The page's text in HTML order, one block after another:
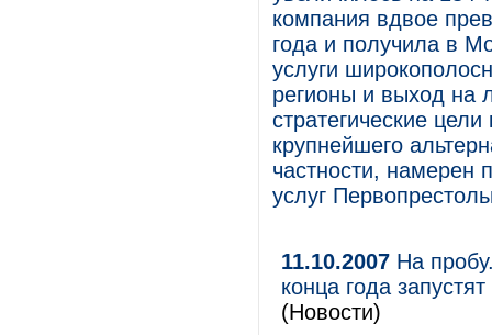
компания вдвое
года и получила в
услуги
регионы и выход на
стратегические
крупнейшего
частности, намерен
услуг
11.10.2007 На
конца года
(Новости)